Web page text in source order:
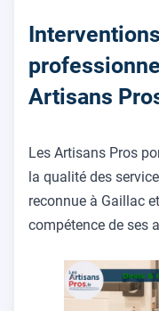
Artisans
Les Artisans Pros
la qualité des
reconnue à Gaillac
compétence de ses